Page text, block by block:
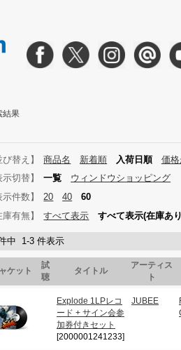
結果
替え】 商品名 新着順 入荷日順 価
切替】
一覧
ウィンドウショッピング
件数】
20 40
60
有無】
すべて表示 すべて表示(在庫あ
中 1-3 件表示
ケット
試
聴
タイトル
アーティス
ト
Explode 1LPレコ
ード + サイン会参
加券付きセット
[2000001241233]
JUBEE